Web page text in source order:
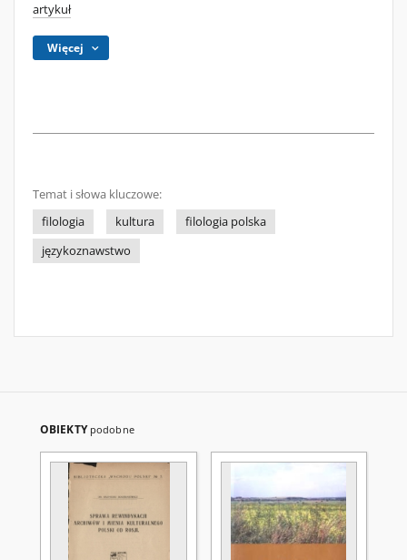
artykuł
Więcej
Temat i słowa kluczowe:
filologia
kultura
filologia polska
językoznawstwo
OBIEKTY podobne